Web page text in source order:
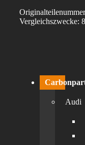
Vergleichszwecke:
Audi